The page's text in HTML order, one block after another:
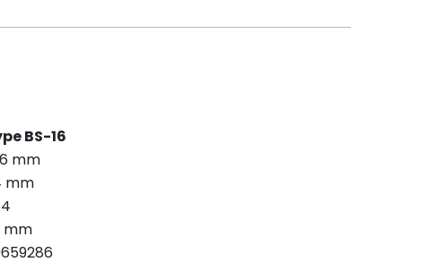
BS-16
mm
mm
mm